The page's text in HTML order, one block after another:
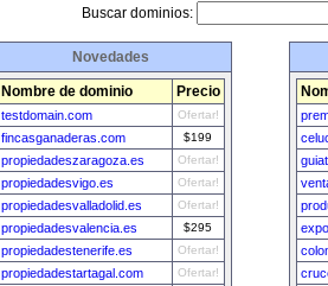
Buscar dominios:
Novedades
Nombre de dominio Precio
testdomain.com Ofertar!
fincasganaderas.com $199
propiedadeszaragoza.es Ofertar!
propiedadesvigo.es Ofertar!
propiedadesvalladolid.es Ofertar!
propiedadesvalencia.es $295
propiedadestenerife.es Ofertar!
propiedadestartagal.com Ofertar!